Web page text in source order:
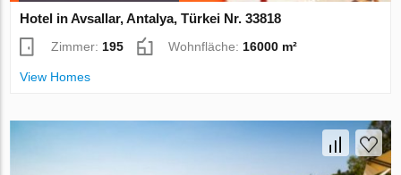
Hotel in Avsallar, Antalya, Türkei Nr. 33818
Zimmer:195 Wohnfläche:16000 m²
View Homes